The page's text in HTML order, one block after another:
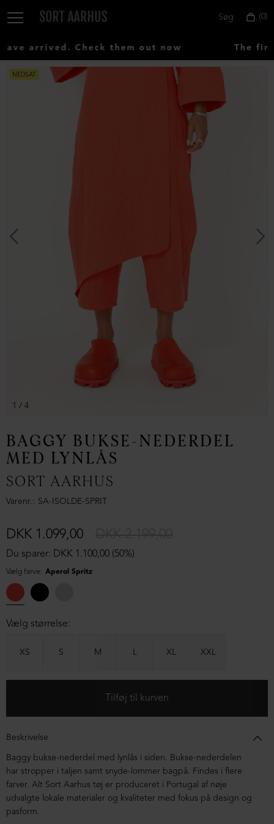
0
Søg
arrived. Check them out now The first
NEDSAT
1 / 4
BAGGY BUKSE-NEDERDEL
MED LYNLÅS
SORT AARHUS
Varenr. SA-ISOLDE-SPRIT
Du sparer: DKK 1.100,00 (50%)
DKK 1.099,00
Vælg farve: Aperol Spritz
Vælg størrelse:
XS S M L XL XXL
Beskrivelse
Baggy bukse-nederdel med lynlås i siden. Bukse-nederdelen
har stropper i taljen samt snyde-lommer bagpå. Findes i flere
farver. Alt Sort Aarhus tøj er produceret i Portugal af nøje
udvalgte lokale materialer og kvaliteter med fokus på design og
pasform.